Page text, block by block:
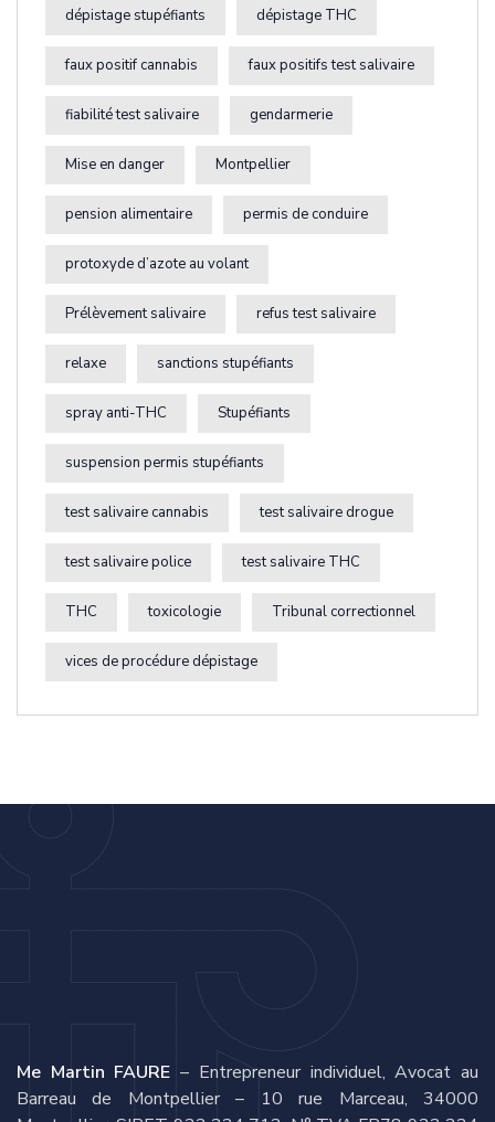
dépistage stupéfiants dépistage THC
faux positif cannabis faux positifs test salivaire
fiabilité test salivaire gendarmerie
Mise en danger Montpellier
pension alimentaire permis de conduire
protoxyde d’azote au volant
Prélèvement salivaire refus test salivaire
relaxe sanctions stupéfiants
spray anti-THC Stupéfiants
suspension permis stupéfiants
test salivaire cannabis test salivaire drogue
test salivaire police test salivaire THC
THC toxicologie Tribunal correctionnel
vices de procédure dépistage
Me Martin FAURE – Entrepreneur individuel, Avocat au
Barreau de Montpellier – 10 rue Marceau, 34000